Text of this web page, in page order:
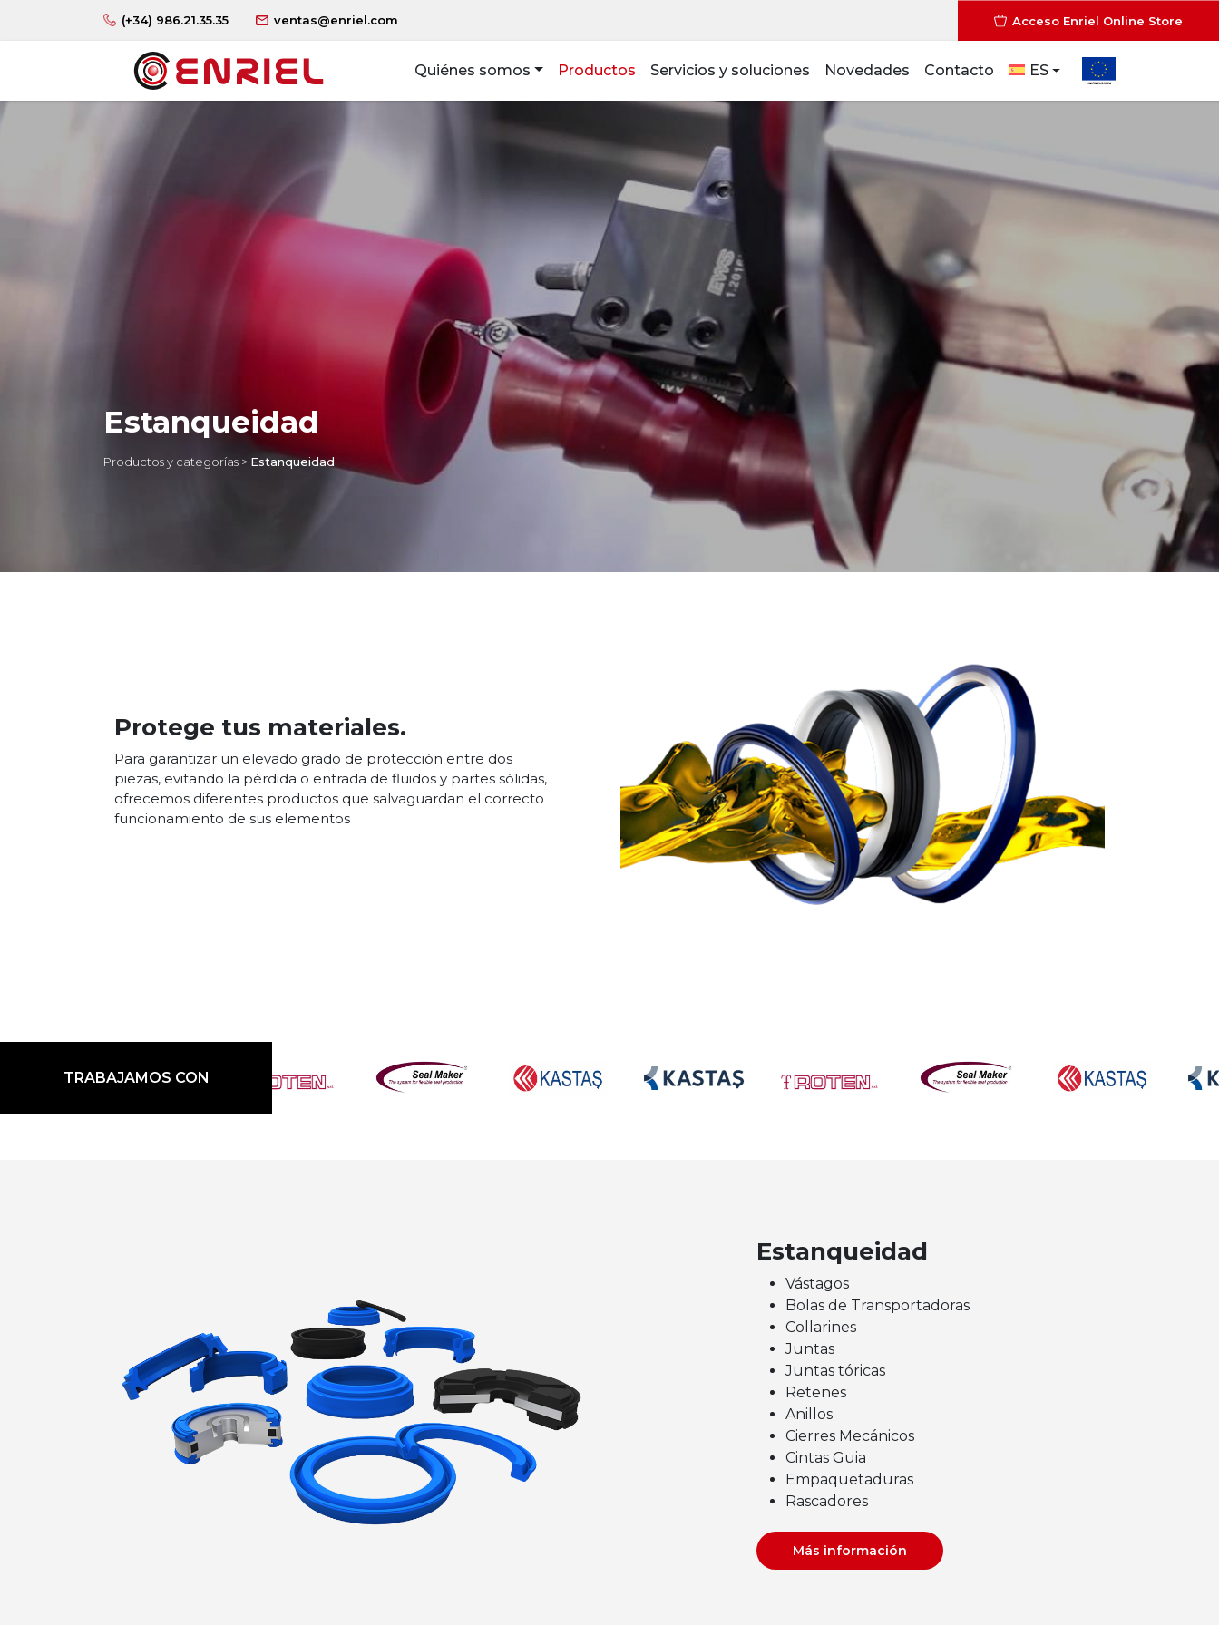
(+34) 986.21.35.35 ventas@enriel.com Acceso Enriel Online Store
Quiénes somos Productos Servicios y soluciones Novedades Contacto ES
Estanqueidad
Productos y categorías > Estanqueidad
Protege tus materiales.
Para garantizar un elevado grado de protección entre dos
piezas, evitando la pérdida o entrada de fluidos y partes sólidas,
ofrecemos diferentes productos que salvaguardan el correcto
funcionamiento de sus elementos
TRABAJAMOS CON
Estanqueidad
Vástagos
Bolas de Transportadoras
Collarines
Juntas
Juntas tóricas
Retenes
Anillos
Cierres Mecánicos
Cintas Guia
Empaquetaduras
Rascadores
Más información